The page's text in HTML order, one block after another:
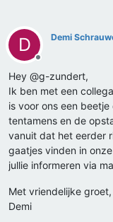
D
Offline
Demi
Hey @g-zundert,
Ik ben met een
is voor ons een
tentamens en de
vanuit dat het eerder
gaatjes vinden in
jullie informeren via
Met vriendelijke groet,
Demi